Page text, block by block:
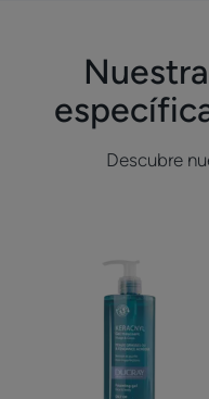
Descubre
Gel
limpiador
espumoso